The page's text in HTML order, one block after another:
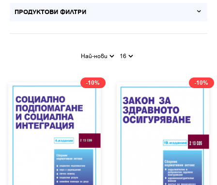
ПРОДУКТОВИ ФИЛТРИ
Най-нови 16
-10% -10%